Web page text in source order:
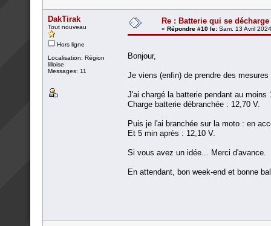
DakTirak
Tout nouveau
Hors ligne
Localisation: Région
lilloise
Messages: 11
Re : Batterie qui se
« Répondre #10 le: Sam. 13 Avril
Bonjour,
Je viens (enfin) de prendre des
J'ai chargé la batterie pendant au moins
Charge batterie débranchée : 12,70 V.
Puis je l'ai branchée sur la moto : en
Et 5 min après : 12,10 V.
Si vous avez un idée... Merci d'avance.
En attendant, bon week-end et bonne